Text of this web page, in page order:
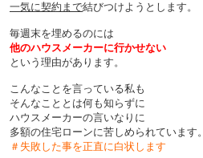
一気に契約まで結びつけようとします。
毎週末を埋めるのには
他のハウスメーカーに行かせない
という理由があります。
こんなことを言っている私も
そんなこととは何も知らずに
ハウスメーカーの言いなりに
多額の住宅ローンに苦しめられています。
＃失敗した事を正直に白状します